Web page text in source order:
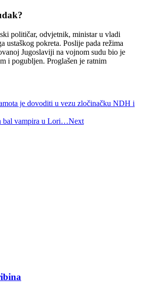
političar, odvjetnik, ministar u vladi
ustaškog pokreta. Poslije pada režima
Jugoslaviji na vojnom sudu bio je
i pogubljen. Proglašen je ratnim
je dovoditi u vezu zločinačku NDH i
bal vampira u Lori…Next